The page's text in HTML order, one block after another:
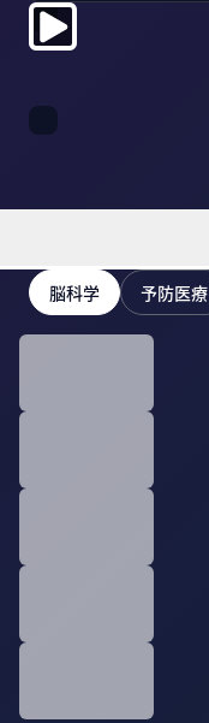
脳科学 予防医療